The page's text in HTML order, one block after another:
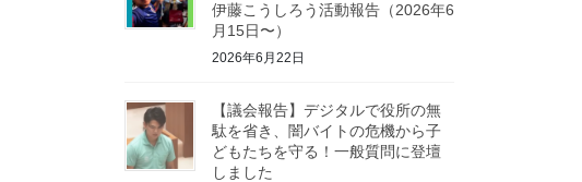
伊藤こうしろう活動報告（2026年6
月15日〜）
2026年6月22日
【議会報告】デジタルで役所の無
駄を省き、闇バイトの危機から子
どもたちを守る！一般質問に登壇
しました